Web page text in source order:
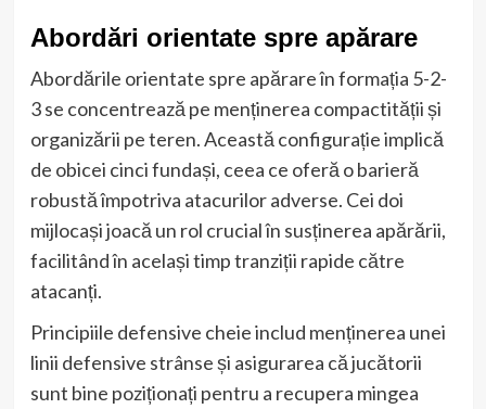
Abordări orientate spre apărare
Abordările orientate spre apărare în formația 5-2-
3 se concentrează pe menținerea compactității și
organizării pe teren. Această configurație implică
de obicei cinci fundași, ceea ce oferă o barieră
robustă împotriva atacurilor adverse. Cei doi
mijlocași joacă un rol crucial în susținerea apărării,
facilitând în același timp tranziții rapide către
atacanți.
Principiile defensive cheie includ menținerea unei
linii defensive strânse și asigurarea că jucătorii
sunt bine poziționați pentru a recupera mingea